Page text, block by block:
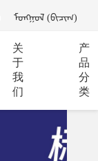
ᠮᠣᠩᠭᠣᠯ (ᠪᠢᠴᠢᠭ)
关
于
我
们
产
品
分
类